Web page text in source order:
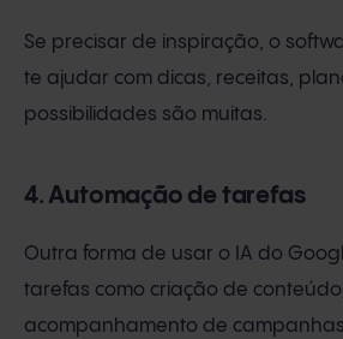
Se precisar de inspiração, o
te ajudar com dicas, receitas,
possibilidades são muitas.
4. Automação de tarefas
Outra forma de usar o IA do
tarefas como criação de
acompanhamento de